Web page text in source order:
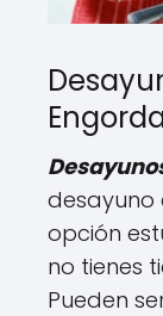
desayuno
opción
no tienes
Pueden